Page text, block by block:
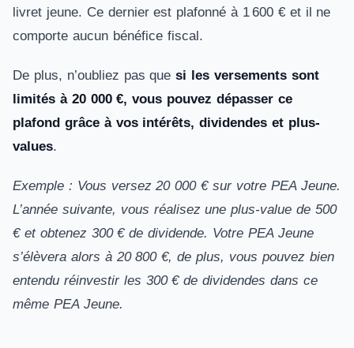
livret jeune. Ce dernier est plafonné à 1 600 € et il ne
comporte aucun bénéfice fiscal.
De plus, n’oubliez pas quesi les versements sont
limités à 20 000 €, vous pouvez dépasser ce
plafond grâce à vos intérêts, dividendes et plus-
values.
Exemple : Vous versez 20 000 € sur votre PEA Jeune.
L’année suivante, vous réalisez une plus-value de 500
€ et obtenez 300 € de dividende. Votre PEA Jeune
s’élèvera alors à 20 800 €, de plus, vous pouvez bien
entendu réinvestir les 300 € de dividendes dans ce
même PEA Jeune.